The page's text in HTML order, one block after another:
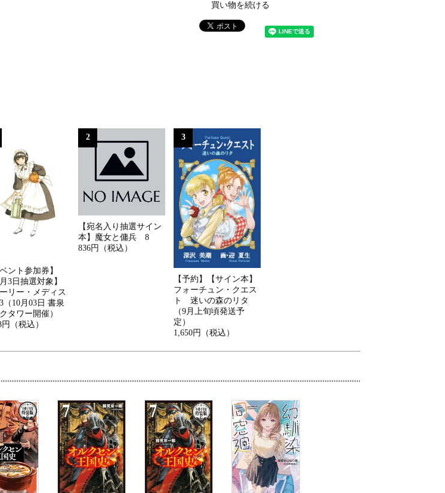
買い物を続ける
ベント参加券】
月3日抽選対象】
リー・メディス
10月03日 書泉
タワー開催）
円（税込）
2
【宛名入り抽選サイン
本】魔女と傭兵 8
836円（税込）
3
【予約】【サイン本】
フォーチュン・クエス
ト 迷いの森のリタ
（9月上旬頃発送予
定）
1,650円（税込）